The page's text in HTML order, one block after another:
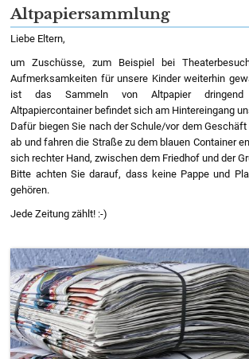
Altpapiersammlung
Liebe Eltern,
um Zuschüsse, zum Beispiel bei
Aufmerksamkeiten für unsere Kinder weiterhin
ist das Sammeln von Altpapier dringend
Altpapiercontainer befindet sich am Hintereingang
Dafür biegen Sie nach der Schule/vor dem
ab und fahren die Straße zu dem blauen Container
sich rechter Hand, zwischen dem Friedhof und der
Bitte achten Sie darauf, dass keine Pappe und
gehören.
Jede Zeitung zählt! :-)